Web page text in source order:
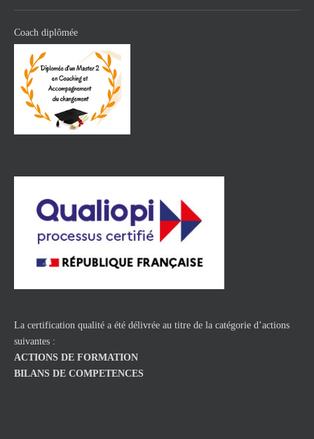
Coach diplômée
La certification qualité a été délivrée au titre de la catégorie d’actions
suivantes :
ACTIONS DE FORMATION
BILANS DE COMPETENCES